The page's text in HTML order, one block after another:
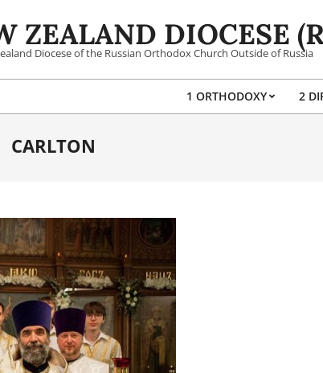
ZEALAND DIOCESE
Diocese of the Russian Orthodox Church Outside of Russia
1 ORTHODOXY 2
CARLTON